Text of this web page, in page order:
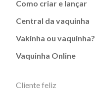
Como criar e lançar
Central da vaquinha
Vakinha ou vaquinha?
Vaquinha Online
Cliente feliz